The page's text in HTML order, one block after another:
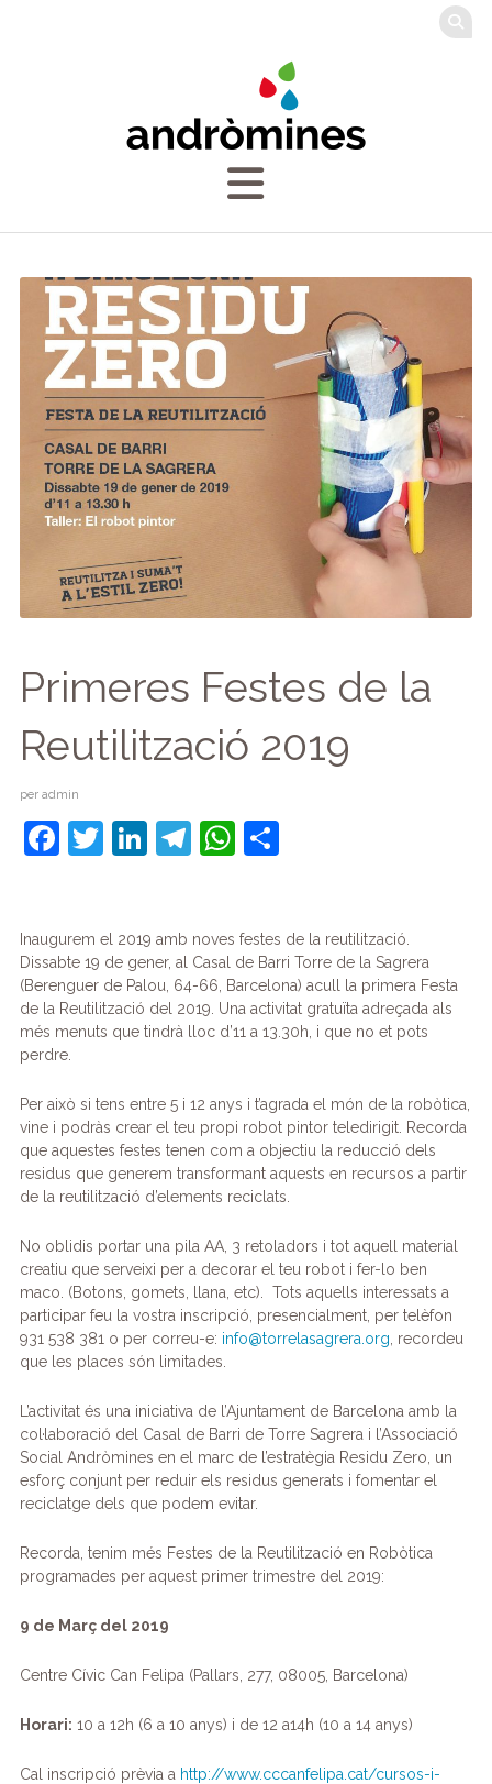
Primeres Festes de la
Reutilització 2019
per admin
F
e
b
o
o
T
er
Li
e
dI
n
T
gr
a
m
W
s
A
p
p
C
p
ar
te
ix
Inaugurem el 2019 amb noves festes de la reutilització.
Dissabte 19 de gener, al Casal de Barri Torre de la Sagrera
(Berenguer de Palou, 64-66, Barcelona) acull la primera Festa
de la Reutilització del 2019. Una activitat gratuïta adreçada als
més menuts que tindrà lloc d’11 a 13.30h, i que no et pots
perdre.
Per això si tens entre 5 i 12 anys i t’agrada el món de la robòtica,
vine i podràs crear el teu propi robot pintor teledirigit. Recorda
que aquestes festes tenen com a objectiu la reducció dels
residus que generem transformant aquests en recursos a partir
de la reutilització d’elements reciclats.
No oblidis portar una pila AA, 3 retoladors i tot aquell material
creatiu que serveixi per a decorar el teu robot i fer-lo ben
maco. (Botons, gomets, llana, etc).
Tots aquells interessats a
participar feu la vostra inscripció, presencialment, per telèfon
931 538 381 o per correu-e: info@torrelasagrera.org , recordeu
que les places són limitades.
L’activitat és una iniciativa de l’Ajuntament de Barcelona amb la
col·laboració del Casal de Barri de Torre Sagrera i l’Associació
Social Andròmines en el marc de l’estratègia Residu Zero, un
esforç conjunt per reduir els residus generats i fomentar el
reciclatge dels que podem evitar.
Recorda, tenim més Festes de la Reutilització en Robòtica
programades per aquest primer trimestre del 2019:
9 de Març del 2019
Centre Cívic Can Felipa (Pallars, 277, 08005, Barcelona)
Horari: 10 a 12h (6 a 10 anys) i de 12 a14h (10 a 14 anys)
Cal inscripció prèvia a http://www.cccanfelipa.cat/cursos-i-